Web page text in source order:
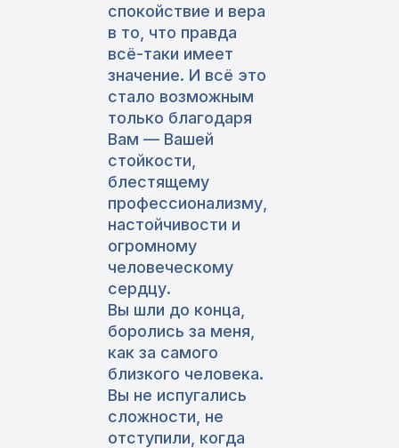
спокойствие и вера
в то, что правда
всё-таки имеет
значение. И всё это
стало возможным
только благодаря
Вам — Вашей
стойкости,
блестящему
профессионализму,
настойчивости и
огромному
человеческому
сердцу.
Вы шли до конца,
боролись за меня,
как за самого
близкого человека.
Вы не испугались
сложности, не
отступили, когда